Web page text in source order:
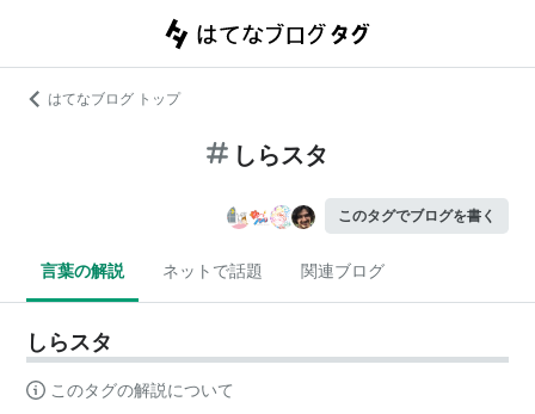
はてなブログ トップ
しらスタ
このタグでブログを書く
言葉の解説 ネットで話題 関連ブログ
しらスタ
このタグの解説について